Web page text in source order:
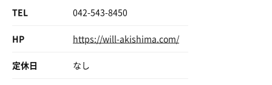
TEL 042-543-8450
HP https://will-akishima.com/
定休日 なし